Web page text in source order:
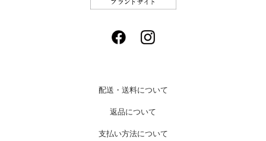
配送・送料について
返品について
支払い方法について